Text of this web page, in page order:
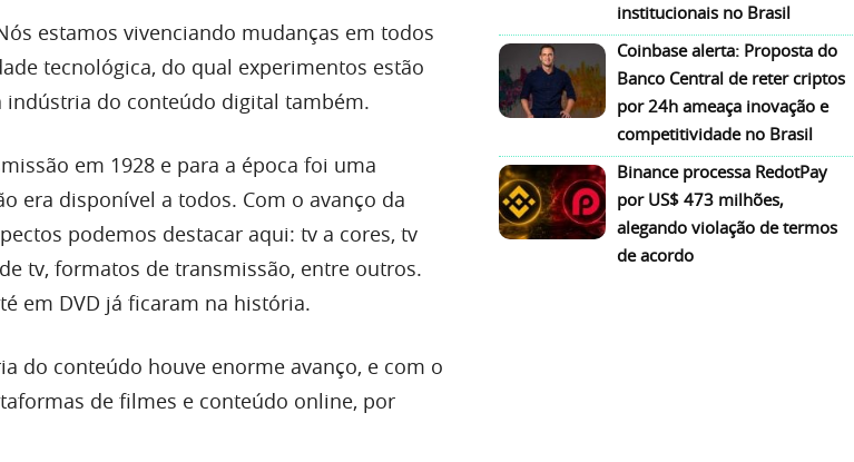
estamos vivenciando mudanças em todos
tecnológica, do qual experimentos estão
indústria do conteúdo digital também.
em 1928 e para a época foi uma
era disponível a todos. Com o avanço da
podemos destacar aqui: tv a cores, tv
tv, formatos de transmissão, entre outros.
em DVD já ficaram na história.
do conteúdo houve enorme avanço, e com o
de filmes e conteúdo online, por
institucionais no Brasil
Coinbase alerta: Proposta do
Banco Central de reter criptos
por 24h ameaça inovação e
competitividade no Brasil
Binance processa RedotPay
por US$ 473 milhões,
alegando violação de termos
de acordo